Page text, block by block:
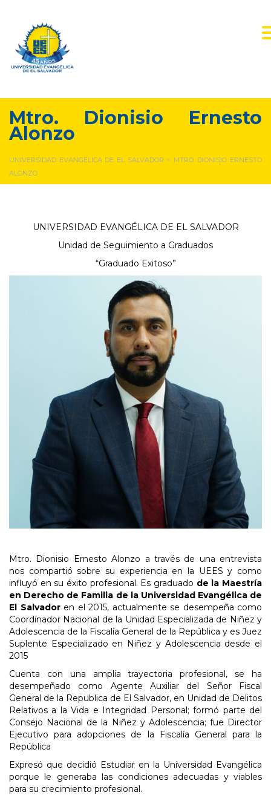
Mtro. Dionisio Ernesto
Alonzo
UNIVERSIDAD EVANGÉLICA DE EL SALVADOR > MTRO. DIONISIO ERNESTO
ALONZO
UNIVERSIDAD EVANGÉLICA DE EL SALVADOR
Unidad de Seguimiento a Graduados
“Graduado Exitoso”
Mtro. Dionisio Ernesto Alonzo a través de una entrevista
nos compartió sobre su experiencia en la UEES y como
influyó en su éxito profesional. Es graduado de la Maestría
en Derecho de Familia de la Universidad Evangélica de
El Salvador en el 2015, actualmente se desempeña como
Coordinador Nacional de la Unidad Especializada de Niñez y
Adolescencia de la Fiscalía General de la República y es Juez
Suplente Especializado en Niñez y Adolescencia desde el
2015
Cuenta con una amplia trayectoria profesional, se ha
desempeñado como Agente Auxiliar del Señor Fiscal
General de la Republica de El Salvador, en Unidad de Delitos
Relativos a la Vida e Integridad Personal; formó parte del
Consejo Nacional de la Niñez y Adolescencia; fue Director
Ejecutivo para adopciones de la Fiscalía General para la
República
Expresó que decidió Estudiar en la Universidad Evangélica
porque le generaba las condiciones adecuadas y viables
para su crecimiento profesional.